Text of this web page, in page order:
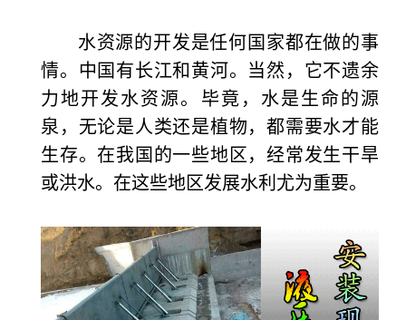
水资源的开发是任何国家都在做的事
情。中国有长江和黄河。当然，它不遗余
力地开发水资源。毕竟，水是生命的源
泉，无论是人类还是植物，都需要水才能
生存。在我国的一些地区，经常发生干旱
或洪水。在这些地区发展水利尤为重要。